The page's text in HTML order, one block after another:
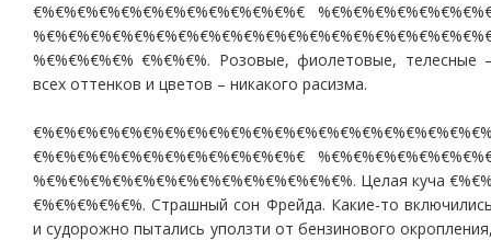
€%€%€%€%€%€%€%€%€%€%€%€%€
%€%€%€%€% €%€%€%. Розовые, фиолетовые, телесные
всех оттенков и цветов – никакого расизма.
€%€%€%€%€%€%€%€%€%€%€%€%€
%€%€%€%€%€%€%€%€%€%€%€%€%€%€%. Целая куча
€%€%€%€%€%. Страшный сон Фрейда. Какие-то
и судорожно пытались уползти от бензинового